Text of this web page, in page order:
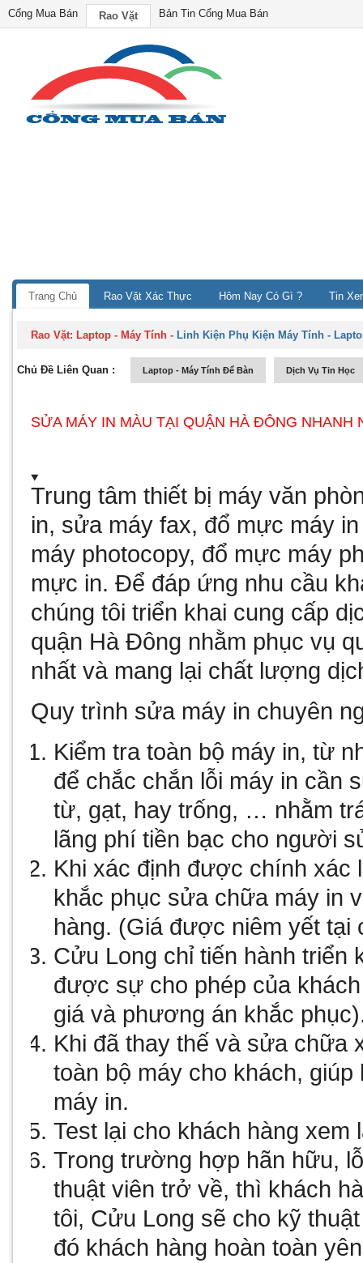
Cổng Mua Bán Rao Vặt Bản Tin Cổng Mua Bán
Trang Chủ Rao Vặt Xác Thực Hôm Nay Có Gì ? Tin
Rao Vặt: Laptop - Máy Tính - Linh Kiện Phụ Kiện Máy Tính -
Chủ Đề Liên Quan : Laptop - Máy Tính Để Bàn Dịch Vụ Tin Học
SỬA MÁY IN MÀU TẠI QUẬN HÀ ĐÔNG NHANH
Trung tâm thiết bị máy văn
in, sửa máy fax, đổ mực máy
máy photocopy, đổ mực máy
mực in. Để đáp ứng nhu cầu
chúng tôi triển khai cung cấp
quận Hà Đông nhằm phục vụ
nhất và mang lại chất lượng
Quy trình sửa máy in chuyên
Kiểm tra toàn bộ máy in, từ
để chắc chắn lỗi máy in cần
từ, gạt, hay trống, … nhằm
lãng phí tiền bạc cho người
Khi xác định được chính xác
khắc phục sửa chữa máy in
hàng. (Giá được niêm yết
Cửu Long chỉ tiến hành triển
được sự cho phép của
giá và phương án khắc
Khi đã thay thế và sửa chữa
toàn bộ máy cho khách,
máy in.
Test lại cho khách hàng
Trong trường hợp hãn hữu,
thuật viên trở về, thì khách
tôi, Cửu Long sẽ cho kỹ
đó khách hàng hoàn toàn